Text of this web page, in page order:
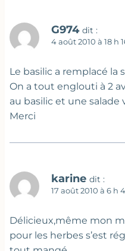
G974 dit :
4 août 2010 à 18 h
Le basilic a remplacé la
On a tout englouti à 2
au basilic et une salade
Merci
karine dit :
17 août 2010 à 6 h
Délicieux,même mon
pour les herbes s’est